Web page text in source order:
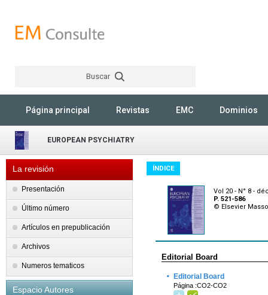
Buscar
Página principal Revistas EMC Dominios
EUROPEAN PSYCHIATRY
La revisión
Presentación
Último número
Artículos en prepublicación
Archivos
Numeros tematicos
Espacio Autores
ÍNDICE
Vol 20 - N° 8 -
P. 521-586
© Elsevier
Editorial Board
· Editorial Board
Página :CO2-CO2